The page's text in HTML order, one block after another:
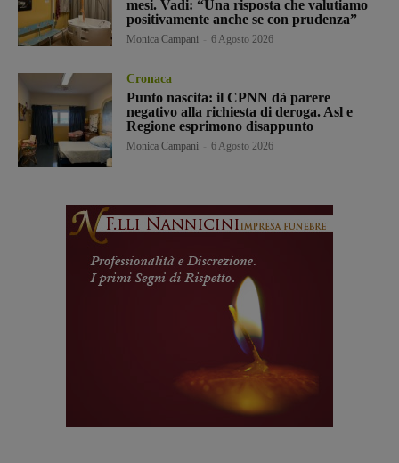
mesi. Vadi: “Una risposta che valutiamo
positivamente anche se con prudenza”
Monica Campani 6 Agosto 2026
Cronaca
Punto nascita: il CPNN dà parere
negativo alla richiesta di deroga. Asl e
Regione esprimono disappunto
Monica Campani 6 Agosto 2026